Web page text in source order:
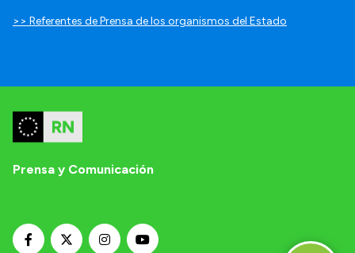
>> Referentes de Prensa de los organismos del Estado
Prensa y Comunicación